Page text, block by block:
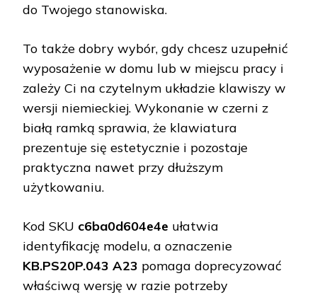
do Twojego stanowiska.
To także dobry wybór, gdy chcesz uzupełnić
wyposażenie w domu lub w miejscu pracy i
zależy Ci na czytelnym układzie klawiszy w
wersji niemieckiej. Wykonanie w czerni z
białą ramką sprawia, że klawiatura
prezentuje się estetycznie i pozostaje
praktyczna nawet przy dłuższym
użytkowaniu.
Kod SKU c6ba0d604e4e ułatwia
identyfikację modelu, a oznaczenie
KB.PS20P.043 A23 pomaga doprecyzować
właściwą wersję w razie potrzeby